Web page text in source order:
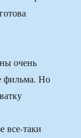
очень
фильма. Но
все-таки